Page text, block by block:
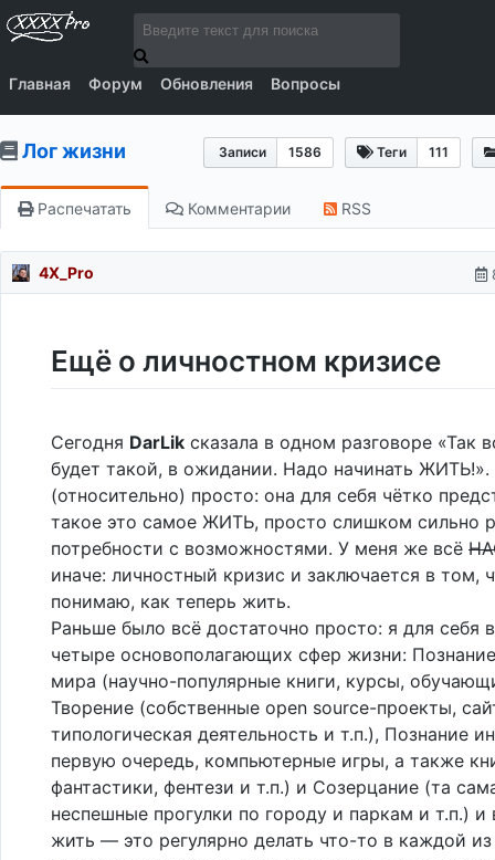
Главная Форум Обновления Вопросы
Записи 1586 Теги 111
Лог жизни
Распечатать Комментарии RSS
4X_Pro
Ещё о личностном кризисе
Сегодня DarLik сказала в одном разговоре «Так
будет такой, в ожидании. Надо начинать
(относительно) просто: она для себя чётко
такое это самое ЖИТЬ, просто слишком сильно
потребности с возможностями. У меня же всё
иначе: личностный кризис и заключается в том,
понимаю, как теперь жить.
Раньше было всё достаточно просто: я для себя
четыре основополагающих сфер жизни:
мира (научно-популярные книги, курсы,
Творение (собственные open source-проекты,
типологическая деятельность и т.п.), Познание
первую очередь, компьютерные игры, а также
фантастики, фентези и т.п.) и Созерцание (та
неспешные прогулки по городу и паркам и т.п.) и
жить — это регулярно делать что-то в каждой из